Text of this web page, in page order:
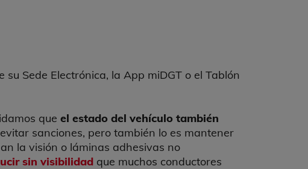
Sede Electrónica, la App miDGT o el Tablón
que el estado del vehículo también
sanciones, pero también lo es mantener
la visión o láminas adhesivas no
sin visibilidad que muchos conductores